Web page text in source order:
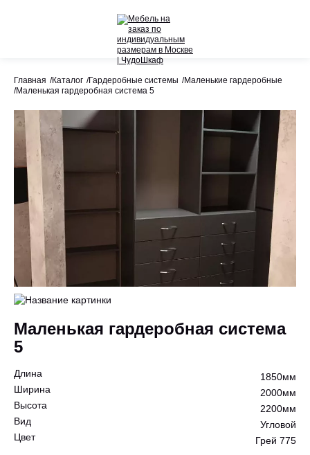
Шкафы-Купе
Распашные шкафы
Шкафы по назначению
Стеллажи
Гардеробные системы
Детское
Акции
Главная Каталог Гардеробные системы
Маленькие гардеробные
Маленькая гардеробная система 5
Маленькая гардеробная система
5
Длина
1850мм
Ширина
2000мм
Высота
2200мм
Вид
Угловой
Цвет
Грей 775